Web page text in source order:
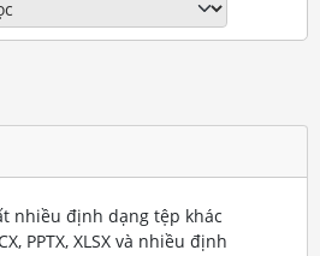
nhiều định dạng tệp khác
PPTX, XLSX và nhiều định